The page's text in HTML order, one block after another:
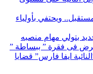
ويحتفي بأولياء
بتولي مهام منصبه
فى فقرة ” ببساطة ”
ايفا فارس” قضايا